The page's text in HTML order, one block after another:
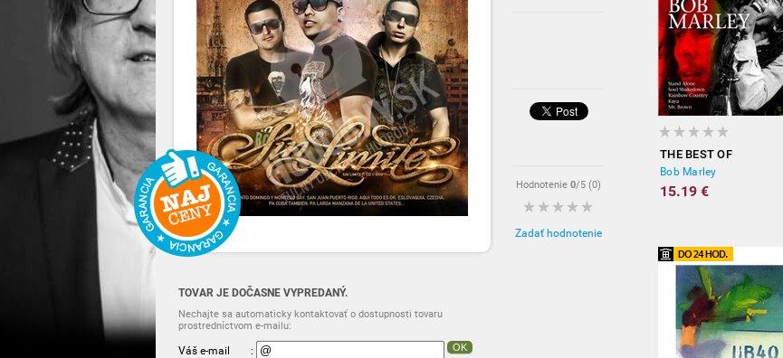
Hodnotenie 0/5 (0)
Zadať hodnotenie
TOVAR JE DOČASNE VYPREDANÝ.
Nechajte sa automaticky kontaktovať o dostupnosti tovaru
prostredníctvom e-mailu:
Váš e-mail : OK
THE BEST OF
Bob Marley
15.19 €